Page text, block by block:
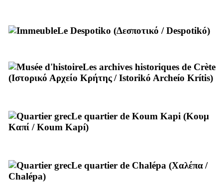
Le Despotiko (Δεσποτικό /Despotikó)
Les archives historiques de Crète
(Ιστορικό Αρχείο Κρήτης/Istorikó Archeío Krítis)
Le quartier de Koum Kapi (Κουμ
Καπί /Koum Kapí)
Le quartier de Chalépa (Χαλέπα/
Chalépa)